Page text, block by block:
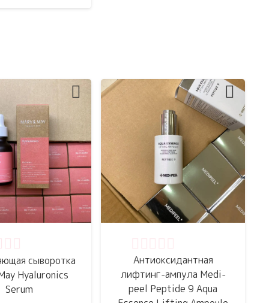
сыворотка
Hyaluronics
Serum
Антиоксидантная
лифтинг-ампула Medi-
peel Peptide 9 Aqua